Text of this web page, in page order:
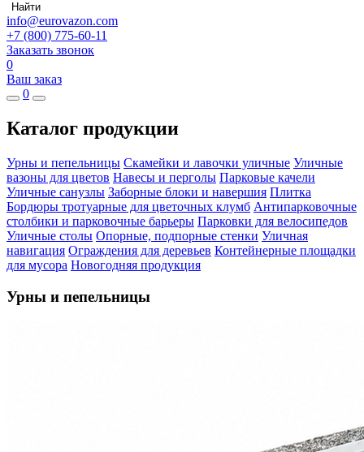
Найти
info@eurovazon.com
+7 (800) 775-60-11
Заказать звонок
0
Ваш заказ
0
Каталог продукции
Урны и пепельницы Скамейки и лавочки уличные Уличные
вазоны для цветов Навесы и перголы Парковые качели
Уличные санузлы Заборные блоки и навершия Плитка
Бордюры тротуарные для цветочных клумб Антипарковочные
столбики и парковочные барьеры Парковки для велосипедов
Уличные столы Опорные, подпорные стенки Уличная
навигация Ограждения для деревьев Контейнерные площадки
для мусора Новогодняя продукция
Урны и пепельницы